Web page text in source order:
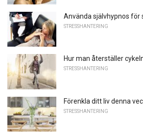
Använda självhypnos för
STRESSHANTERING
Hur man återställer
STRESSHANTERING
Förenkla ditt liv denna
STRESSHANTERING